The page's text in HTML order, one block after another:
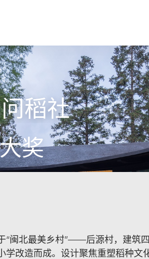
问稻社
奖
“闽北最美乡村”——后源村，建筑
学改造而成。设计聚焦重塑稻种文